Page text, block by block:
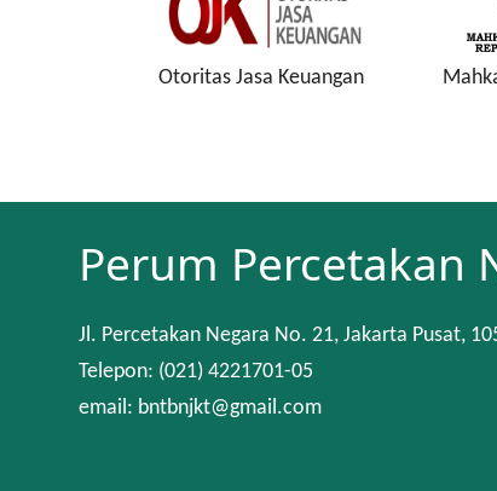
Otoritas Jasa Keuangan
Perum Percetakan
Jl. Percetakan Negara No. 21, Jakarta Pusat,
Telepon: (021) 4221701-05
email: bntbnjkt@gmail.com